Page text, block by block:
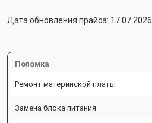
Дата обновления прайса: 17.07.2026
Поломка
Ремонт материнской платы
Замена блока питания